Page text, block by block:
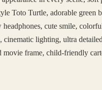
Toto Turtle, adorable
cute smile,
cinematic lighting, ultra
movie frame, child-friendly